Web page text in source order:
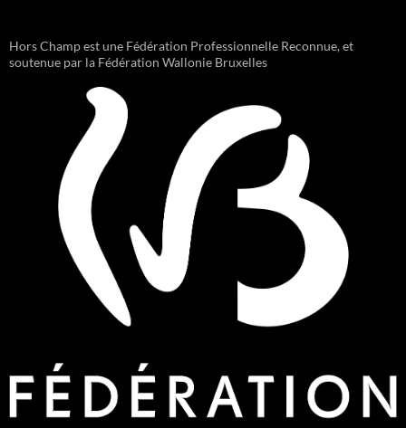
Hors Champ est une Fédération Professionnelle Reconnue, et
soutenue par la Fédération Wallonie Bruxelles